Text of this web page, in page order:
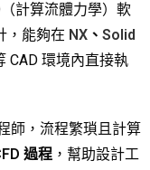
計算流體力學）軟
，能夠在 NX 、 Solid
CAD 環境內直接執
師，流程繁瑣且計算
過程 ，幫助設計工